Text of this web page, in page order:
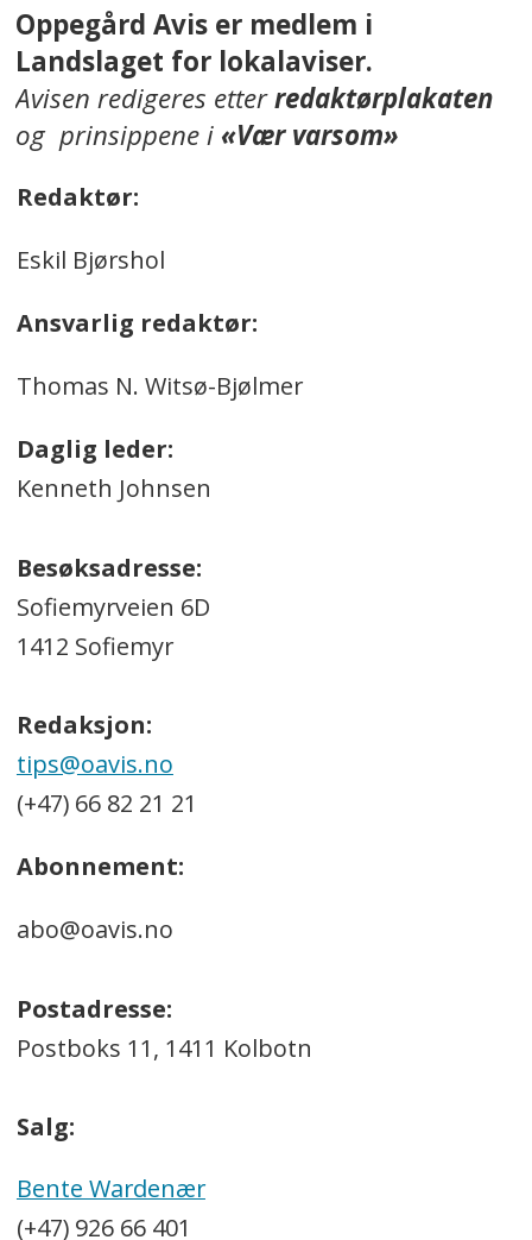
Oppegård Avis er medlem i
Landslaget for lokalaviser.
Avisen redigeres etterredaktørplakaten
og prinsippene i«Vær varsom»
Redaktør:
Eskil Bjørshol
Ansvarlig redaktør:
Thomas N. Witsø-Bjølmer
Daglig leder:
Kenneth Johnsen
Besøksadresse:
Sofiemyrveien 6D
1412 Sofiemyr
Redaksjon:
tips@oavis.no
(+47) 66 82 21 21
Abonnement:
abo@oavis.no
Postadresse:
Postboks 11, 1411 Kolbotn
Salg:
Bente Wardenær
(+47) 926 66 401